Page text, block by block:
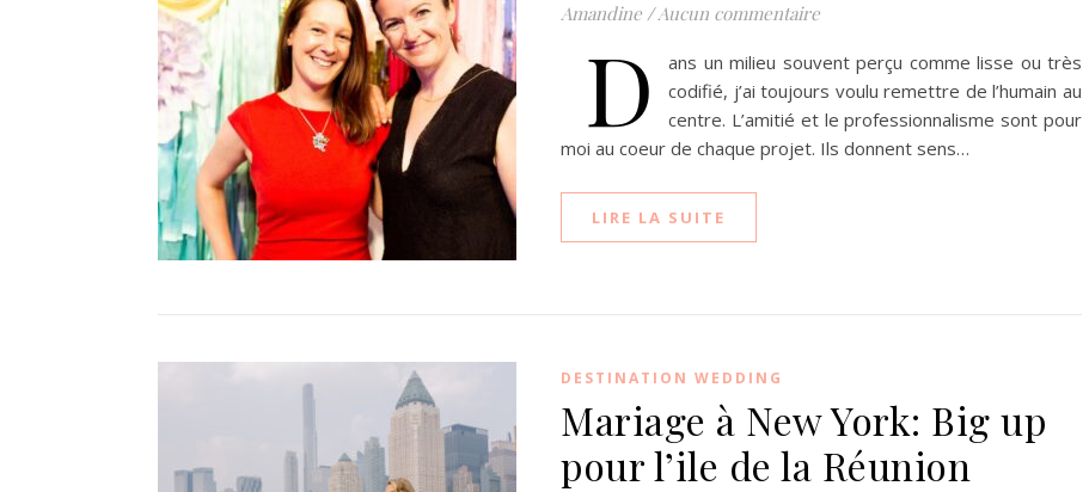
Amandine /Aucun commentaire
D
ans un milieu souvent perçu comme lisse ou très
codifié, j’ai toujours voulu remettre de l’humain au
centre. L’amitié et le professionnalisme sont pour
moi au coeur de chaque projet. Ils donnent sens…
LIRE LA SUITE
DESTINATION WEDDING
Mariage à New York: Big up
pour l’ile de la Réunion